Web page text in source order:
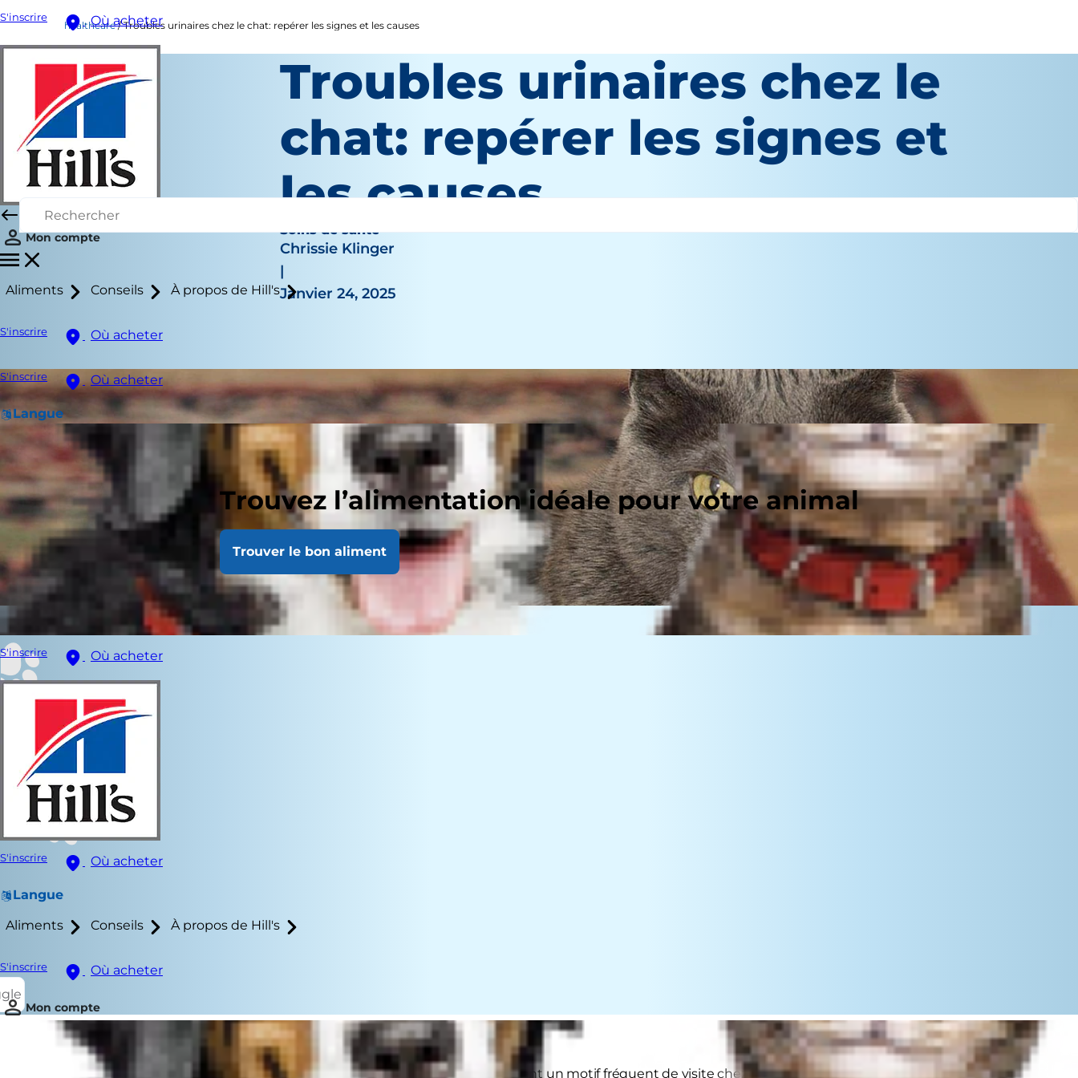
S'inscrire Où acheter
Mon compte
Aliments Conseils À propos de Hill's
S'inscrire Où acheter
S'inscrire Où acheter
Langue
Trouvez l’alimentation idéale pour votre animal
Trouver le bon aliment
S'inscrire Où acheter
S'inscrire Où acheter
Langue
Aliments Conseils À propos de Hill's
S'inscrire
Où acheter
Mon compte
healthcare Troubles urinaires chez le chat: repérer les signes et les causes
Troubles urinaires chez le
chat: repérer les signes et
les causes
Soins de santé
Chrissie Klinger
|
Janvier 24, 2025
Les troubles urinaires du chat constituent un motif fréquent de visite chez le vétérinaire. Il existe